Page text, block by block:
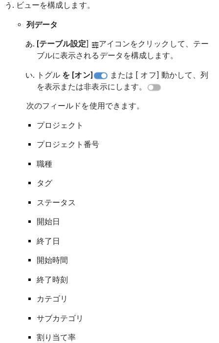
ビューを構成します。
列データ
[テーブル設定]
アイコンをクリックして、テー
ブルに表示されるデータを構成します。
トグル を [オン]
または [ オフ] 動かして、列
を表示または非表示にします。
次のフィールドを使用できます。
プロジェクト
プロジェクト番号
職種
タグ
ステータス
開始日
終了日
開始時間
終了時刻
カテゴリ
サブカテゴリ
割り当て率